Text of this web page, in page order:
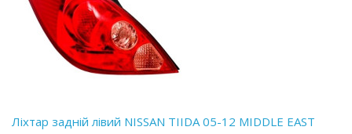
Ліхтар задній лівий NISSAN TIIDA 05-12 MIDDLE EAST